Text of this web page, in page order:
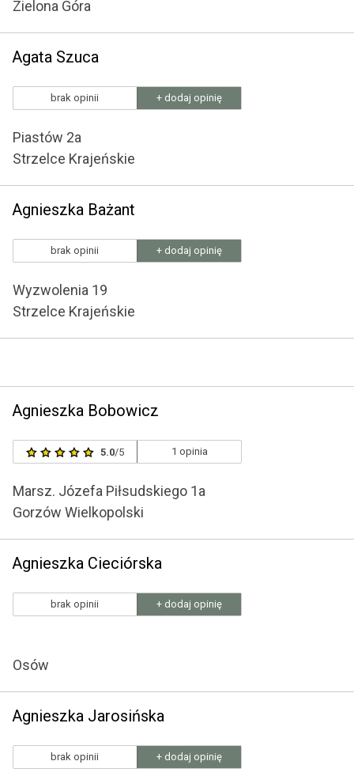
Zielona Góra
Agata Szuca
brak opinii + dodaj opinię
Piastów 2a
Strzelce Krajeńskie
Agnieszka Bażant
brak opinii + dodaj opinię
Wyzwolenia 19
Strzelce Krajeńskie
Agnieszka Bobowicz
5.0/5 1 opinia
Marsz. Józefa Piłsudskiego 1a
Gorzów Wielkopolski
Agnieszka Cieciórska
brak opinii + dodaj opinię
Osów
Agnieszka Jarosińska
brak opinii + dodaj opinię